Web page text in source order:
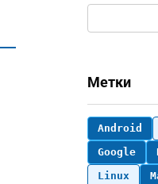
Метки
Android
Google
Linux